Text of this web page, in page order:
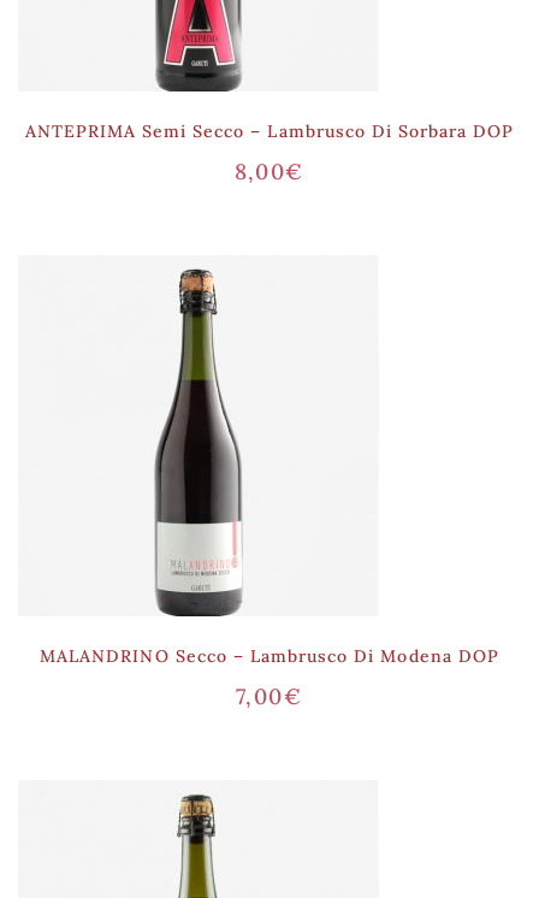
ANTEPRIMA Semi Secco – Lambrusco Di Sorbara DOP
8,00€
MALANDRINO Secco – Lambrusco Di Modena DOP
7,00€